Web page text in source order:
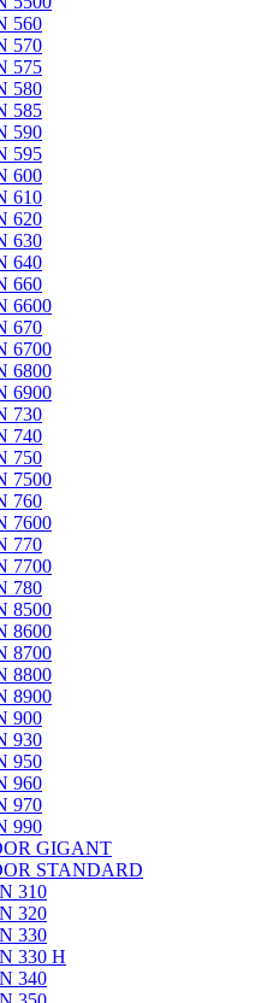
560
570
575
580
585
590
595
600
610
620
630
640
660
6600
670
6700
6800
6900
730
740
750
7500
760
7600
770
7700
780
8500
8600
8700
8800
8900
900
930
950
960
970
990
GIGANT
STANDARD
310
320
330
330 H
340